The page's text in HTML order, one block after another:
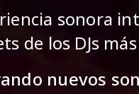
sonora
de los DJs
nuevos